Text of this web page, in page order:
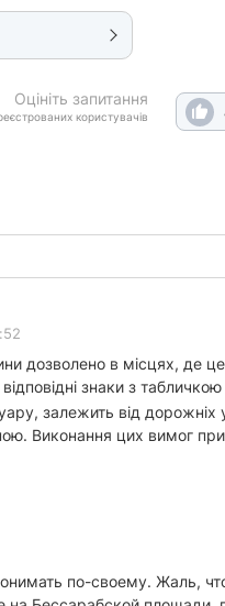
Оцініть запитання
користувачів
дозволено в місцях,
знаки з
залежить від
Виконання цих вимог
по-своему. Жаль,